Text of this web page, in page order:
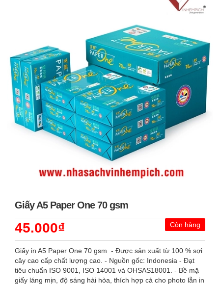
Giấy A5 Paper One 70 gsm
Còn hàng
45.000₫
Giấy in A5 Paper One 70 gsm - Được sản xuất từ 100 % sợi
cây cao cấp chất lượng cao. - Nguồn gốc: Indonesia - Đạt
tiêu chuẩn ISO 9001, ISO 14001 và OHSAS18001. - Bề mặ
giấy láng mịn, độ sáng hài hòa, thích hợp cả cho photo lẫn in